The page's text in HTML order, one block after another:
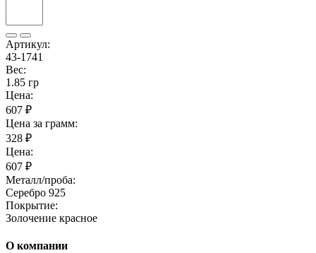
Артикул:
43-1741
Вес:
1.85 гр
Цена:
607 ₽
Цена за грамм:
328 ₽
Цена:
607 ₽
Металл/проба:
Серебро 925
Покрытие:
Золочение красное
О компании